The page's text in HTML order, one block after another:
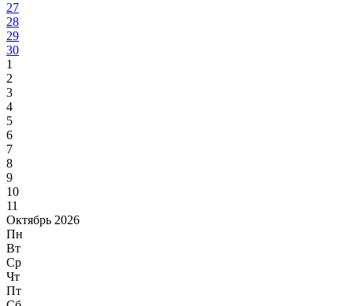
27
28
29
30
1
2
3
4
5
6
7
8
9
10
11
Октябрь 2026
Пн
Вт
Ср
Чт
Пт